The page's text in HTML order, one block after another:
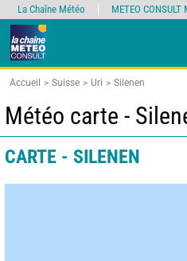
Accueil Suisse Uri Silenen
Météo carte -
CARTE - SILENEN
La Chaîne Météo METEO CONSULT